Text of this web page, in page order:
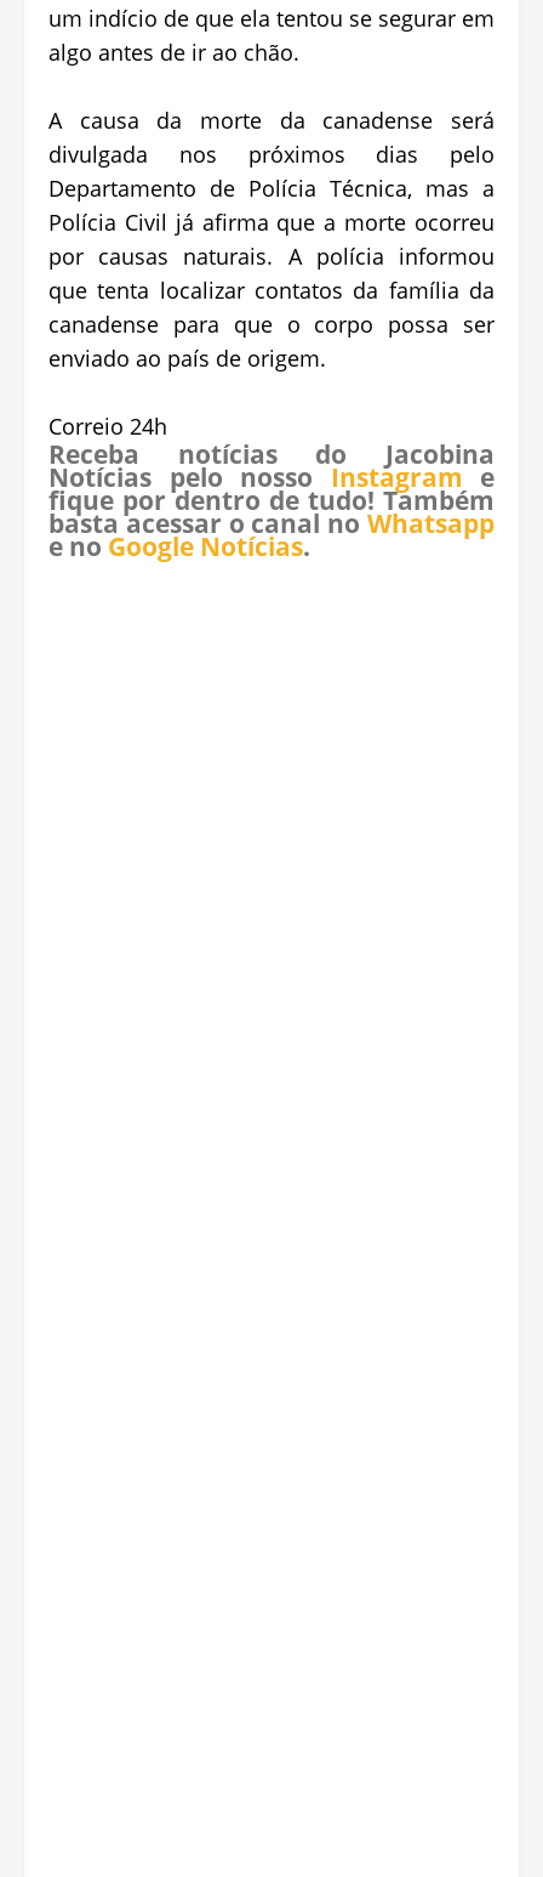
um indício de que ela tentou se segurar em
algo antes de ir ao chão.
A causa da morte da canadense será
divulgada nos próximos dias pelo
Departamento de Polícia Técnica, mas a
Polícia Civil já afirma que a morte ocorreu
por causas naturais. A polícia informou
que tenta localizar contatos da família da
canadense para que o corpo possa ser
enviado ao país de origem.
Correio 24h
Receba notícias do Jacobina
Notícias pelo nosso Instagram e
fique por dentro de tudo! Também
basta acessar o canal no Whatsapp
e no Google Notícias.